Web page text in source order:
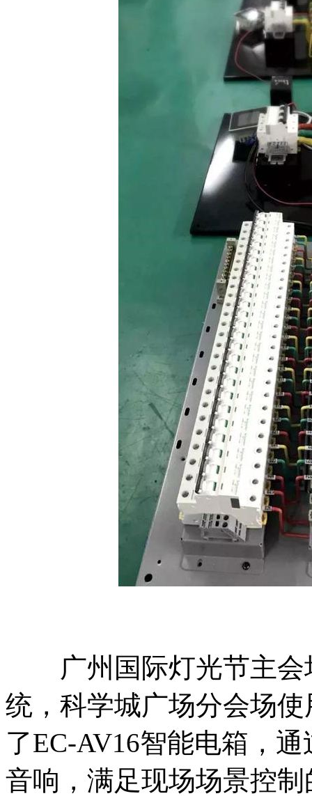
广州国际灯光节主会
统，科学城广场分会场
了EC-AV16智能电箱，
音响，满足现场场景控